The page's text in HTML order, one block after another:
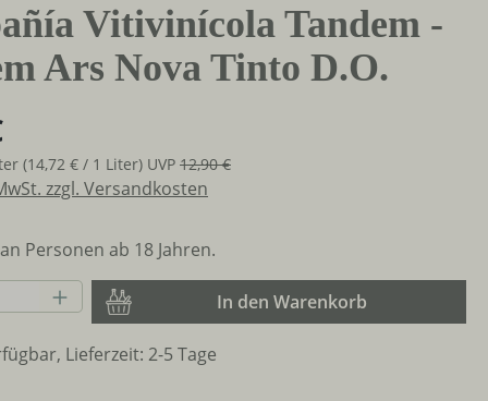
Vitivinícola Tandem -
Ars Nova Tinto D.O.
(14,72 € / 1 Liter) UVP 12,90 €
zzgl. Versandkosten
Personen ab 18 Jahren.
Gib den gewünschten Wert
In den Warenkorb
Lieferzeit: 2-5 Tage